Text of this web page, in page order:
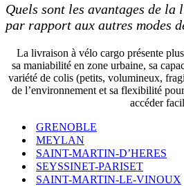
Quels sont les avantages de
par rapport aux autres modes
La livraison à vélo cargo présente
sa maniabilité en zone urbaine, sa
variété de colis (petits, volumineux,
de l’environnement et sa flexibilité
accéder
GRENOBLE
MEYLAN
SAINT-MARTIN-D’HERES
SEYSSINET-PARISET
SAINT-MARTIN-LE-VINOUX